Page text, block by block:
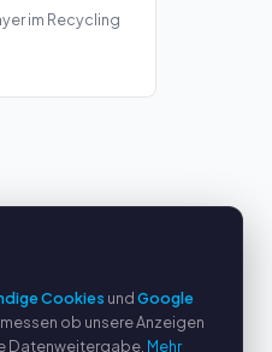
im Recycling
Cookies undGoogle
messen ob unsere Anzeigen
Datenweitergabe. Mehr